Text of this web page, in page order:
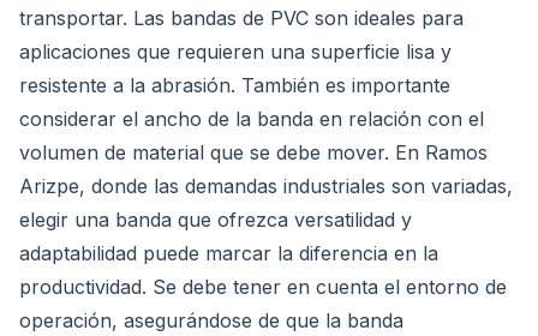
transportar. Las bandas de PVC son ideales para
aplicaciones que requieren una superficie lisa y
resistente a la abrasión. También es importante
considerar el ancho de la banda en relación con el
volumen de material que se debe mover. En Ramos
Arizpe, donde las demandas industriales son variadas,
elegir una banda que ofrezca versatilidad y
adaptabilidad puede marcar la diferencia en la
productividad. Se debe tener en cuenta el entorno de
operación, asegurándose de que la banda